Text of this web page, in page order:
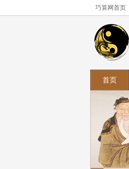
巧算网首页
首页